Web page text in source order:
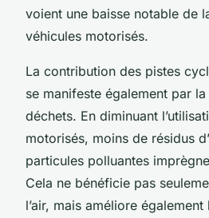
voient une baisse notable de
véhicules motorisés.
La contribution des pistes
se manifeste également par
déchets. En diminuant
motorisés, moins de résidus
particules polluantes
Cela ne bénéficie pas
l’air, mais améliore